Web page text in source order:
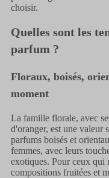
choisir.
Quelles sont les
parfum ?
Floraux, boisés,
moment
La famille florale, avec
d'oranger, est une valeur
parfums boisés et
femmes, avec leurs
exotiques. Pour ceux qui
compositions fruitées et